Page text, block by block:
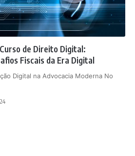
de Direito Digital:
Fiscais da Era Digital
Digital na Advocacia Moderna No